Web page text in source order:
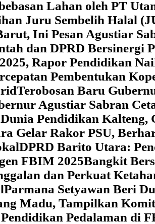
Lahan oleh PT
Juru Sembelih Halal
Ini Pesan Agustiar
dan DPRD Bersinergi
Rapor Pendidikan
Pembentukan
‎Terobosan Baru
Agustiar Sabran
Pendidikan Kalteng,
Gelar Rakor PSU,
DPRD Barito Utara:
FBIM 2025‎Bangkit
dan Perkuat
Parmana Setyawan Beri
Madu, Tampilkan
Pedalaman di